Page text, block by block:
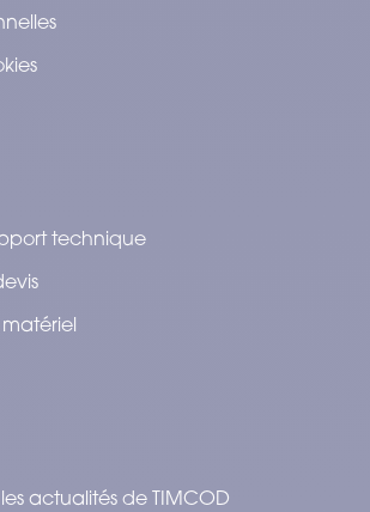
technique
actualités de TIMCOD